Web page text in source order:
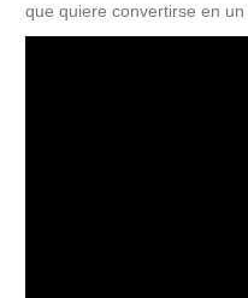
que quiere convertirse en un